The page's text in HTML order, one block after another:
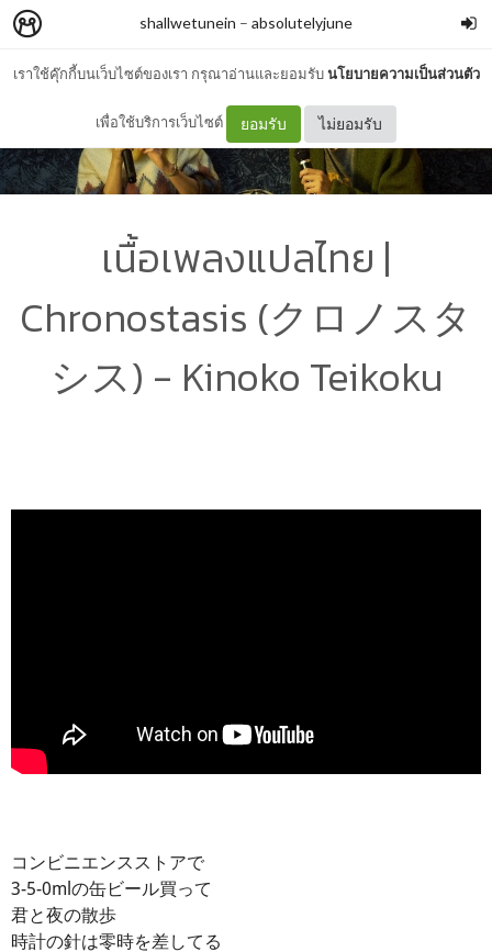
เราใช้คุ๊กกี้บนเว็บไซต์ของเรา กรุณาอ่านและยอมรับนโยบายความเป็นส่วนตัว
เพื่อใช้บริการเว็บไซต์ ยอมรับ ไม่ยอมรับ
shallwetunein – absolutelyjune
เนื้อเพลงแปลไทย |
Chronostasis (クロノスタ
シス) - Kinoko Teikoku
コンビニエンスストアで
3-5-0mlの缶ビール買って
君と夜の散歩
時計の針は零時を差してる